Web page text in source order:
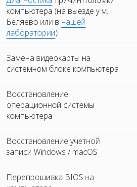
компьютера (на выезде у м.
Беляево или в нашей
лаборатории)
Замена видеокарты на
системном блоке компьютера
Восстановление
операционной системы
компьютера
Восстановление учетной
записи Windows / macOS
Перепрошивка BIOS на